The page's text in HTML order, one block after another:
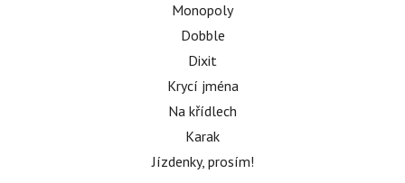
Monopoly
Dobble
Dixit
Krycí jména
Na křídlech
Karak
Jízdenky, prosím!